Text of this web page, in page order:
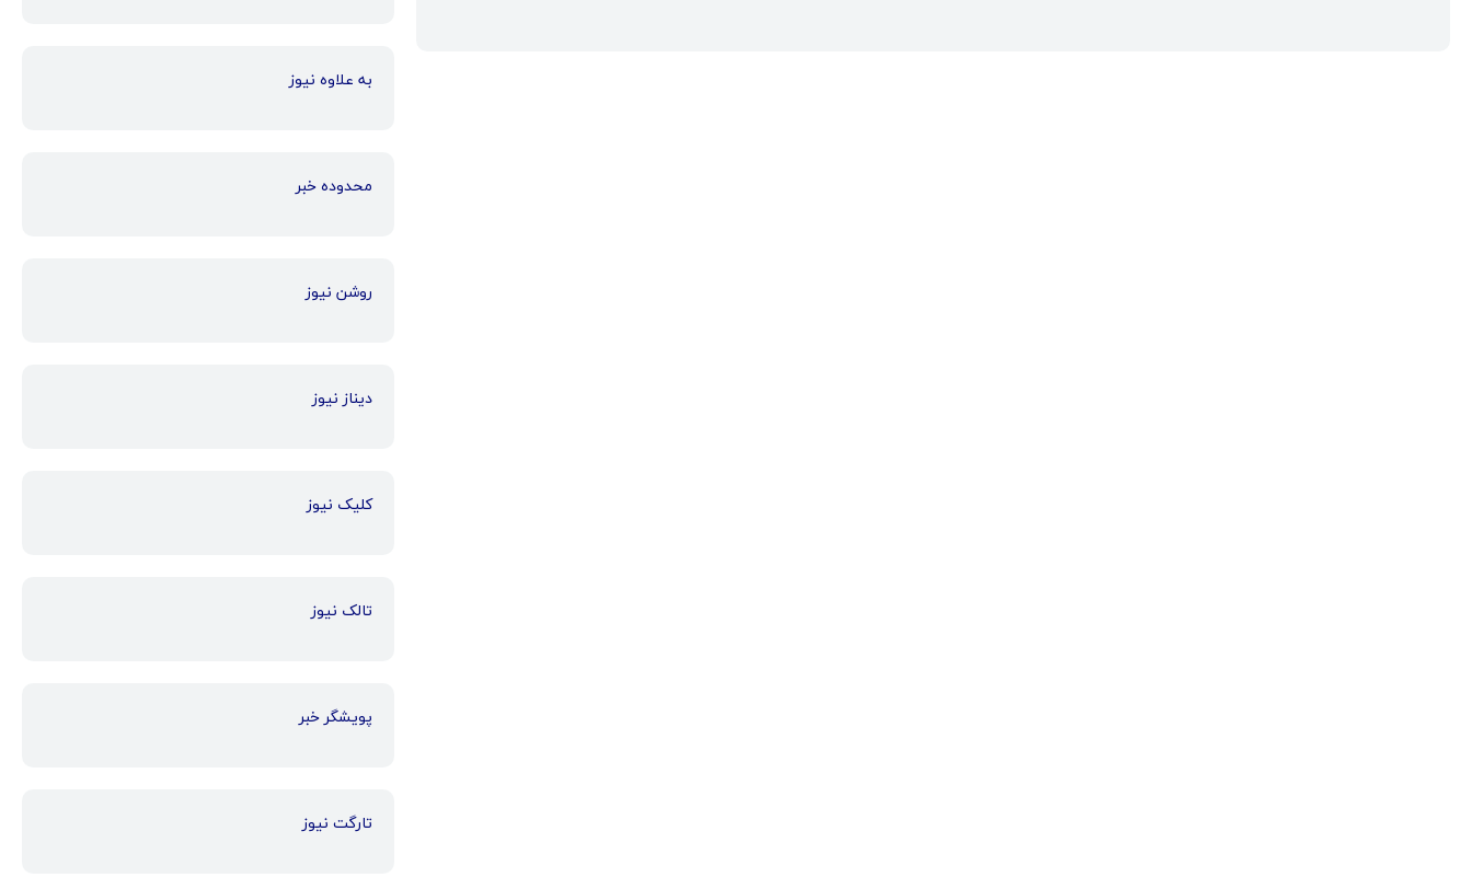
به علاوه نیوز
محدوده خبر
روشن نیوز
دیناز نیوز
کلیک نیوز
تالک نیوز
پویشگر خبر
تارگت نیوز